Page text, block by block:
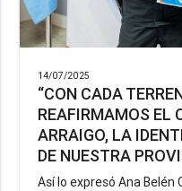
14/07/2025
“CON CADA
REAFIRMAMOS EL
ARRAIGO, LA
DE NUESTRA
Así lo expresó Ana